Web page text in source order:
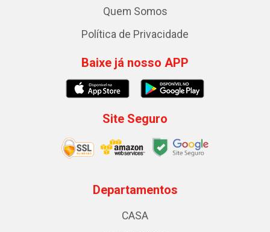
Quem Somos
Política de Privacidade
Baixe já nosso APP
Site Seguro
Departamentos
CASA